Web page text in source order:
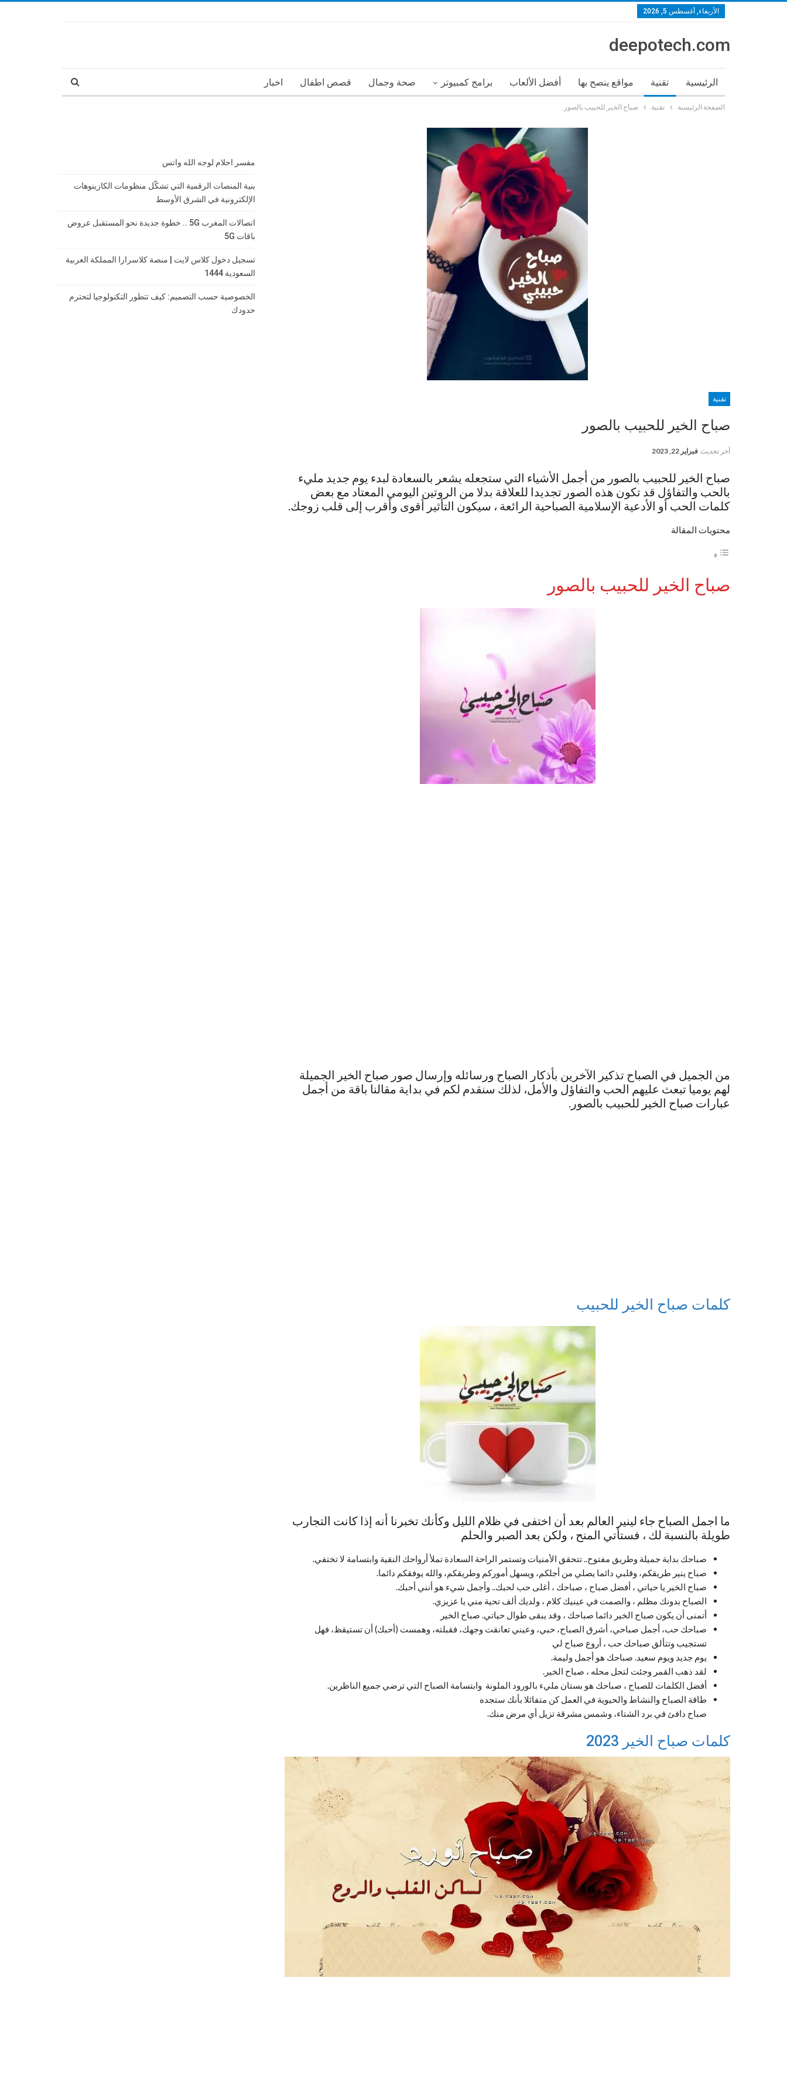
الأربعاء, أغسطس 5, 2026
deepotech.com
الرئيسية تقنية مواقع ينصح بها أفضل الألعاب برامج كمبيوتر صحة وجمال قصص اطفال اخبار
الصفحة الرئيسية تقنية صباح الخير للحبيب بالصور
تقنية
صباح الخير للحبيب بالصور
آخر تحديث فبراير 22, 2023
صباح الخير للحبيب بالصور من أجمل الأشياء التي ستجعله يشعر بالسعادة لبدء يوم جديد مليء
بالحب والتفاؤل قد تكون هذه الصور تجديدا للعلاقة بدلا من الروتين اليومي المعتاد مع بعض
كلمات الحب أو الأدعية الإسلامية الصباحية الرائعة ، سيكون التأثير أقوى وأقرب إلى قلب زوجك.
محتويات المقالة
صباح الخير للحبيب بالصور
من الجميل في الصباح تذكير الآخرين بأذكار الصباح ورسائله وإرسال صور صباح الخير الجميلة
لهم يوميا تبعث عليهم الحب والتفاؤل والأمل، لذلك سنقدم لكم في بداية مقالنا باقة من أجمل
عبارات صباح الخير للحبيب بالصور.
كلمات صباح الخير للحبيب
ما اجمل الصباح جاء لينير العالم بعد أن اختفى في ظلام الليل وكأنك تخبرنا أنه إذا كانت التجارب
طويلة بالنسبة لك ، فستأتي المنح ، ولكن بعد الصبر والحلم
صباحك بداية جميلة وطريق مفتوح.. تتحقق الأمنيات وتستمر الراحة السعادة تملأ أرواحك النقية وابتسامة لا تختفي.
صباح ينير طريقكم، وقلبي دائما يصلي من أجلكم، ويسهل أموركم وطريقكم، والله يوفقكم دائما.
صباح الخير يا حياتي ، أفضل صباح ، صباحك ، أغلى حب لحبك.. وأجمل شيء هو أنني أحبك.
الصباح بدونك مظلم ، والصمت في عينيك كلام ، ولديك ألف تحية مني يا عزيزي.
أتمنى أن يكون صباح الخير دائما صباحك ، وقد يبقى طوال حياتي. صباح الخير
صباحك حب، أجمل صباحي، أشرق الصباح، حبي، وعيني تعانقت وجهك، فقبلته، وهمست (أحبك) أن تستيقظ، فهل
تستجيب وتتألق صباحك حب ، أروع صباح لي
يوم جديد ويوم سعيد. صباحك هو أجمل وليمة.
لقد ذهب القمر وجئت لتحل محله ، صباح الخير.
أفضل الكلمات للصباح ، صباحك هو بستان مليء بالورود الملونة وابتسامة الصباح التي ترضي جميع الناظرين.
طاقة الصباح والنشاط والحيوية في العمل كن متفائلا بأنك ستجده
صباح دافئ في برد الشتاء، وشمس مشرقة تزيل أي مرض منك.
كلمات صباح الخير 2023
مفسر احلام لوجه الله واتس
بنية المنصات الرقمية التي تشكّل منظومات الكازينوهات
الإلكترونية في الشرق الأوسط
اتصالات المغرب 5G .. خطوة جديدة نحو المستقبل عروض
باقات 5G
تسجيل دخول كلاس لايت | منصة كلاسرارا المملكة العربية
السعودية 1444
الخصوصية حسب التصميم: كيف تتطور التكنولوجيا لتحترم
حدودك